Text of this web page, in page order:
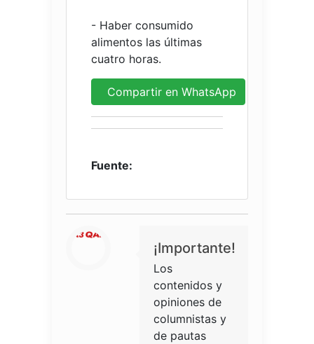
- Haber consumido
alimentos las últimas
cuatro horas.
Compartir en WhatsApp
Fuente:
¡Importante!
Los
contenidos y
opiniones de
columnistas y
de pautas